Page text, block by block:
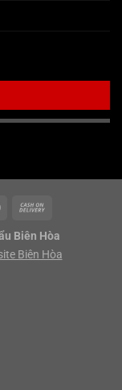
Biên Hòa
Biên Hòa